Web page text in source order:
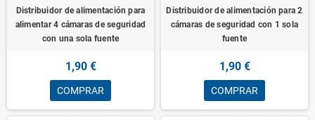
Distribuidor de alimentación para
alimentar 4 cámaras de seguridad
con una sola fuente
1,90 €
COMPRAR
Distribuidor de alimentación para 2
cámaras de seguridad con 1 sola
fuente
1,90 €
COMPRAR